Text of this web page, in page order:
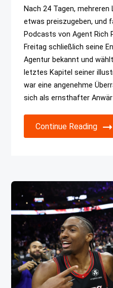
Nach 24 Tagen,
etwas preiszugeben, und
Podcasts von Agent Rich
Freitag schließlich seine
Agentur bekannt und
letztes Kapitel seiner
war eine angenehme
sich als ernsthafter
Continue Reading